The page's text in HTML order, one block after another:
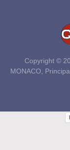
Copyright ©
MONACO,